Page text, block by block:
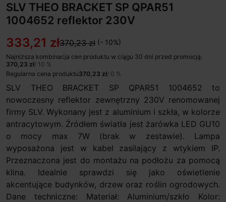
SLV THEO BRACKET SP QPAR51
1004652 reflektor 230V
333,21 zł370,23 zł (- 10%)
Najniższa kombinacja cen produktu w ciągu 30 dni przed promocją:
370,23 zł/ 10 %
Regularna cena produktu370,23 zł/ 0 %
SLV THEO BRACKET SP QPAR51 1004652 to
nowoczesny reflektor zewnętrzny 230V renomowanej
firmy SLV. Wykonany jest z aluminium i szkła, w kolorze
antracytowym. Źródłem światła jest żarówka LED GU10
o mocy max 7W (brak w zestawie). Lampa
wyposażona jest w kabel zasilający z wtykiem IP.
Przeznaczona jest do montażu na podłożu za pomocą
klina. Idealnie sprawdzi się jako oświetlenie
akcentujące budynków, drzew oraz roślin ogrodowych.
Dane techniczne: Materiał: Aluminium/szkło Kolor: